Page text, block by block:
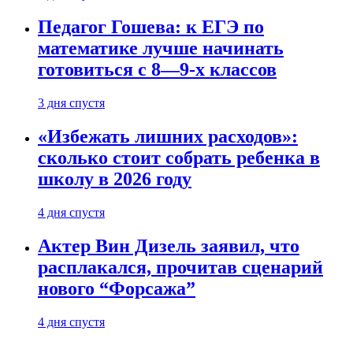
Педагог Гошева: к ЕГЭ по
математике лучше начинать
готовиться с 8—9-х классов
3 дня спустя
«Избежать лишних расходов»:
сколько стоит собрать ребенка в
школу в 2026 году
4 дня спустя
Актер Вин Дизель заявил, что
расплакался, прочитав сценарий
нового “Форсажа”
4 дня спустя